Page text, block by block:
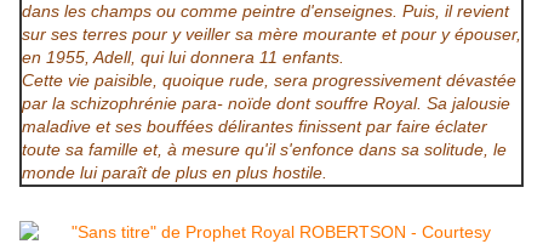
dans les champs ou comme peintre d'enseignes. Puis, il revient
sur ses terres pour y veiller sa mère mourante et pour y épouser,
en 1955, Adell, qui lui donnera 11 enfants.
Cette vie paisible, quoique rude, sera progressivement dévastée
par la schizophrénie para- noïde dont souffre Royal. Sa jalousie
maladive et ses bouffées délirantes finissent par faire éclater
toute sa famille et, à mesure qu'il s'enfonce dans sa solitude, le
monde lui paraît de plus en plus hostile.